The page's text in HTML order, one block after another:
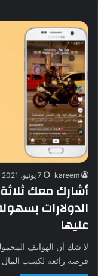
kareem 7 يونيو، 2021
أشارك معك
عليها
لا شك أن الهواتف
فرصة رائعة لكسب المال